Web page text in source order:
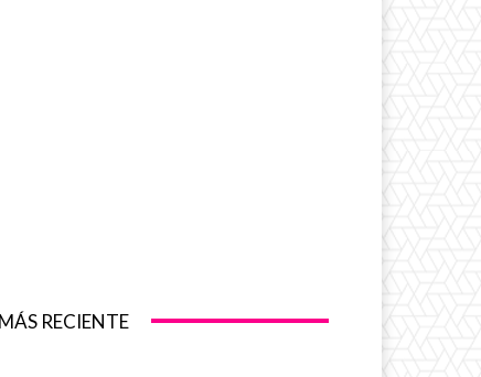
RECIENTE